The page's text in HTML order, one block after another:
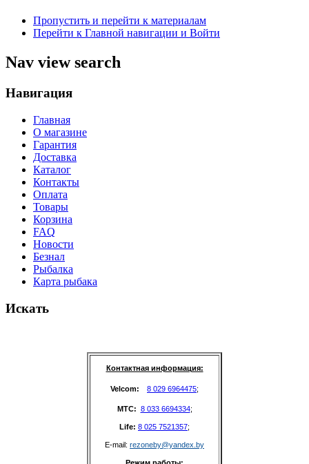
Пропустить и перейти к материалам
Перейти к Главной навигации и Войти
Nav view search
Навигация
Главная
О магазине
Гарантия
Доставка
Каталог
Контакты
Оплата
Товары
Корзина
FAQ
Новости
Безнал
Рыбалка
Карта рыбака
Искать
Контактная информация:
Velcom: 8 029 6964475;
MTC: 8 033 6694334;
Life: 8 025 7521357;
E-mail: rezoneby@yandex.by